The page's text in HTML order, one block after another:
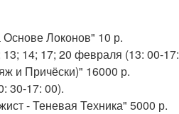
Основе Локонов" 10 р.
14; 17; 20 февраля (13: 00-
и Причёски)" 16000 р.
30-17: 00).
- Теневая Техника" 5000 р.